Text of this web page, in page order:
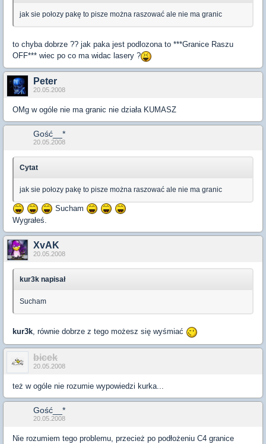
jak sie połozy pakę to pisze można raszować ale nie ma granic
to chyba dobrze ?? jak paka jest podlozona to ***Granice Raszu
OFF*** wiec po co ma widac lasery ?
Peter
20.05.2008
OMg w ogóle nie ma granic nie działa KUMASZ
Gość__*
20.05.2008
Cytat
jak sie połozy pakę to pisze można raszować ale nie ma granic
Sucham
Wygrałeś.
XvAK
20.05.2008
kur3k napisał
Sucham
kur3k, równie dobrze z tego możesz się wyśmiać
bicek
20.05.2008
też w ogóle nie rozumie wypowiedzi kurka...
Gość__*
20.05.2008
Nie rozumiem tego problemu, przecież po podłożeniu C4 granice